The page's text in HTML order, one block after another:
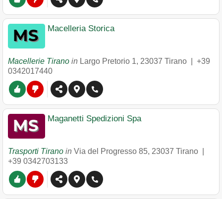
Macelleria Storica
Macellerie Tirano in Largo Pretorio 1, 23037 Tirano
+39
0342017440
Maganetti Spedizioni Spa
Trasporti Tirano in Via del Progresso 85, 23037 Tirano
+39 0342703133